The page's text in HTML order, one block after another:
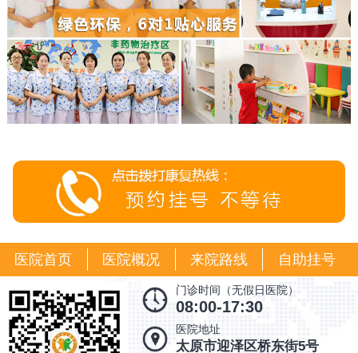
医院首页 医院概况 来院路线 自助挂号
门诊时间（无假日医院）
08:00-17:30
医院地址
太原市迎泽区桥东街5号